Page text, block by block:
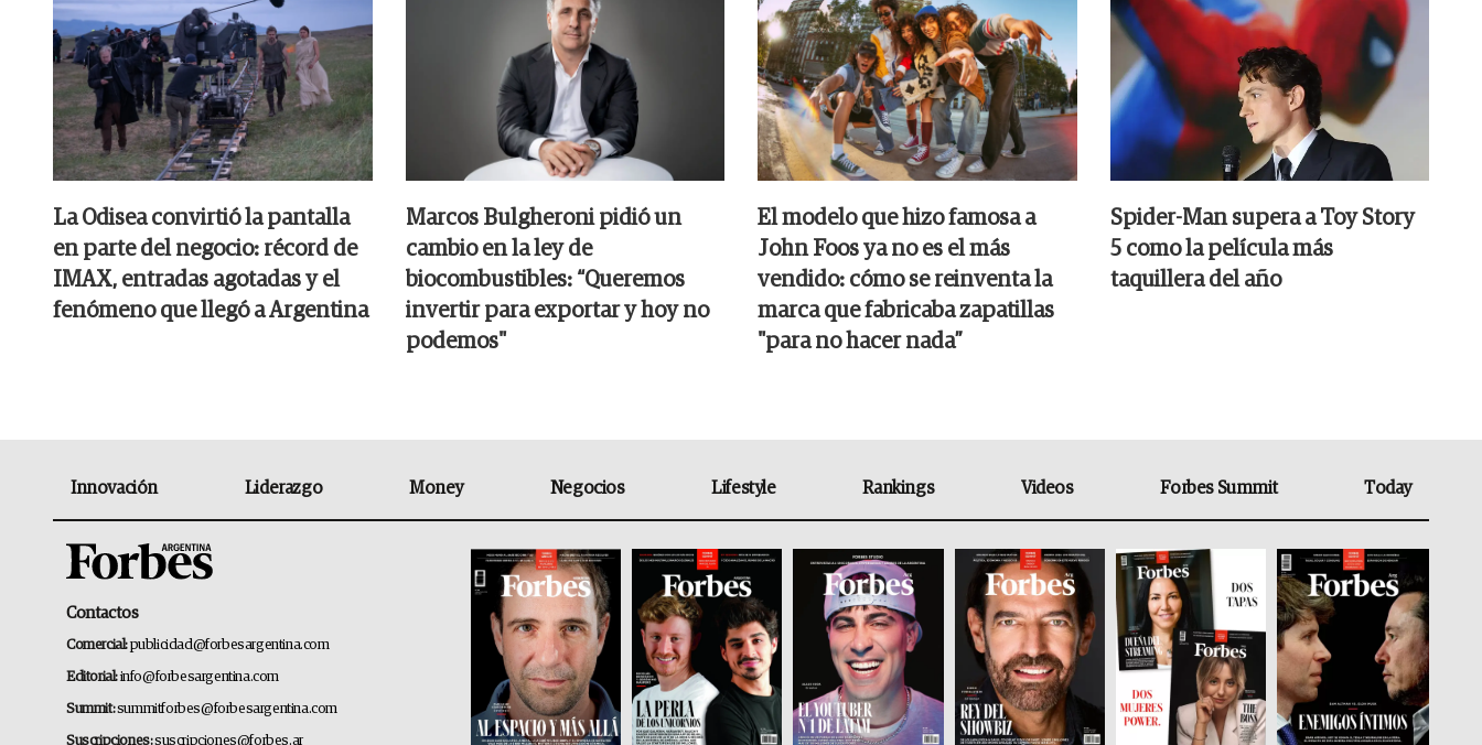
La Odisea convirtió la pantalla
en parte del negocio: récord de
IMAX, entradas agotadas y el
fenómeno que llegó a Argentina
Marcos Bulgheroni pidió un
cambio en la ley de
biocombustibles: “Queremos
invertir para exportar y hoy no
podemos"
El modelo que hizo famosa a
John Foos ya no es el más
vendido: cómo se reinventa la
marca que fabricaba zapatillas
"para no hacer nada”
Spider-Man supera a Toy Story
5 como la película más
taquillera del año
Innovación Liderazgo Money Negocios Lifestyle Rankings Videos Forbes Summit Today
Contactos
Comercial:publicidad@forbesargentina.com
Editorial:info@forbesargentina.com
Summit:summitforbes@forbesargentina.com
Suscripciones:suscripciones@forbes.ar